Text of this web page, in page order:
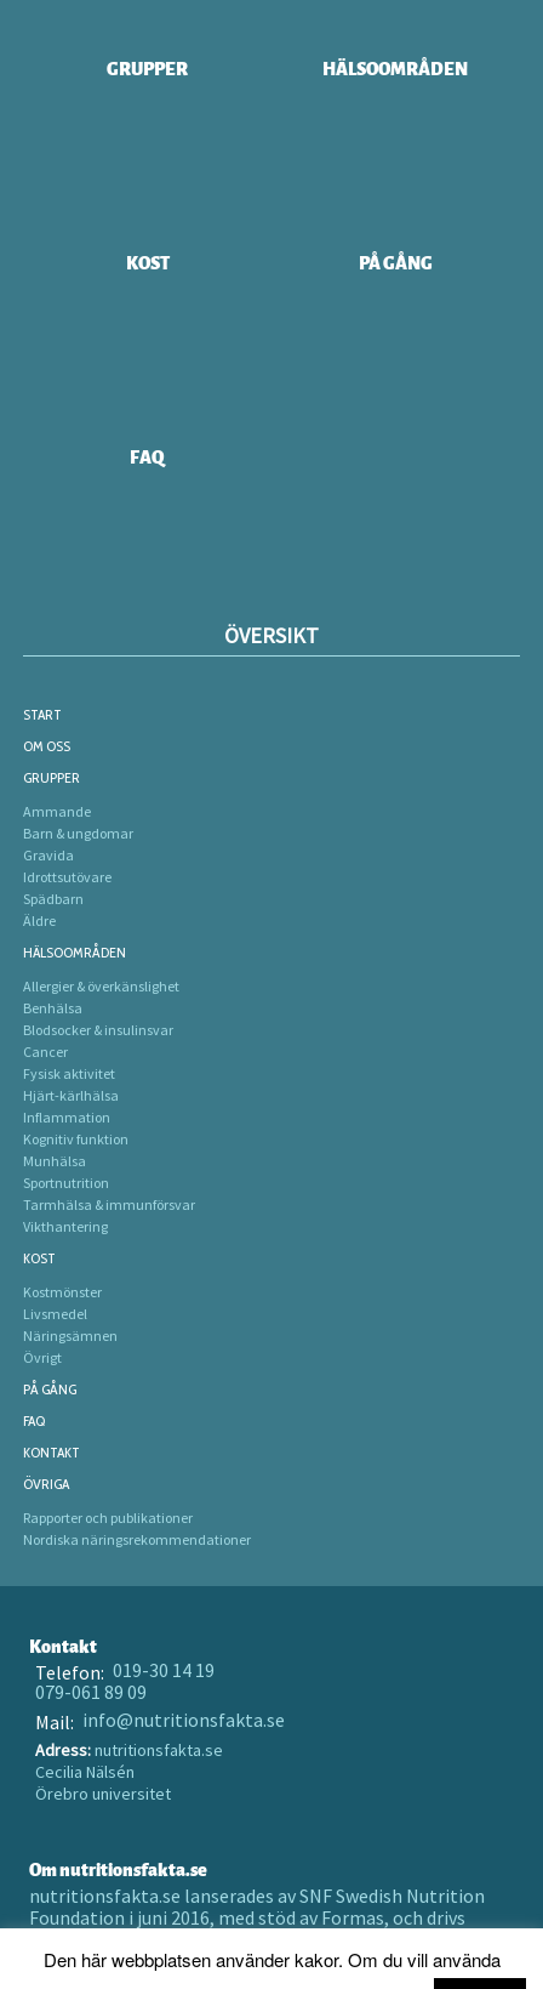
GRUPPER HÄLSOOMRÅDEN
KOST PÅ GÅNG
FAQ
ÖVERSIKT
START
OM OSS
GRUPPER
Ammande
Barn & ungdomar
Gravida
Idrottsutövare
Spädbarn
Äldre
HÄLSOOMRÅDEN
Allergier & överkänslighet
Benhälsa
Blodsocker & insulinsvar
Cancer
Fysisk aktivitet
Hjärt-kärlhälsa
Inflammation
Kognitiv funktion
Munhälsa
Sportnutrition
Tarmhälsa & immunförsvar
Vikthantering
KOST
Kostmönster
Livsmedel
Näringsämnen
Övrigt
PÅ GÅNG
FAQ
KONTAKT
ÖVRIGA
Rapporter och publikationer
Nordiska näringsrekommendationer
Kontakt
Telefon: 019-30 14 19
079-061 89 09
Mail: info@nutritionsfakta.se
Adress:nutritionsfakta.se
Cecilia Nälsén
Örebro universitet
Om nutritionsfakta.se
nutritionsfakta.se lanserades av SNF Swedish Nutrition
Foundation i juni 2016, med stöd av Formas, och drivs
Den här webbplatsen använder kakor. Om du vill använda